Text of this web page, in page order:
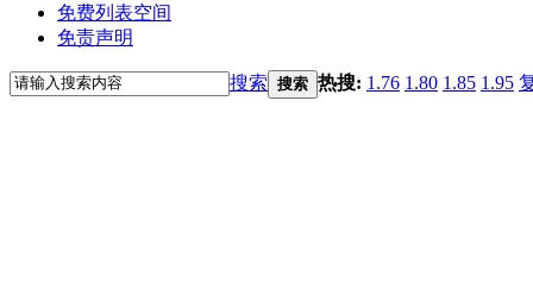
免费列表空间
免责声明
搜索 搜索 热搜: 1.76 1.80 1.85 1.95